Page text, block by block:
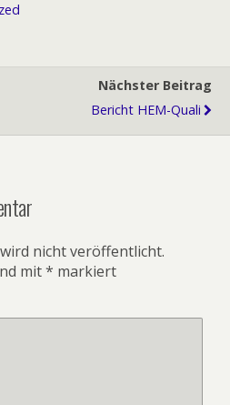
Nächster Beitrag
Bericht HEM-Quali
nicht veröffentlicht.
mit* markiert